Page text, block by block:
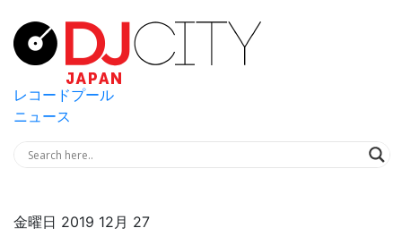
レコードプール
ニュース
金曜日 2019 12月 27